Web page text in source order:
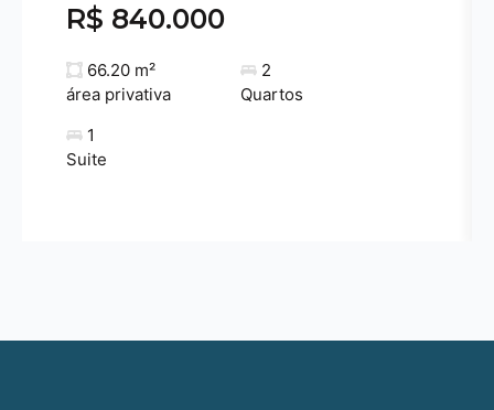
R$ 840.000
66.20 m²
área privativa
2
Quartos
1
Suite